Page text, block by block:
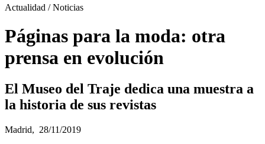
Actualidad / Noticias
Páginas para la moda: otra
prensa en evolución
El Museo del Traje dedica una muestra a
la historia de sus revistas
Madrid, 28/11/2019